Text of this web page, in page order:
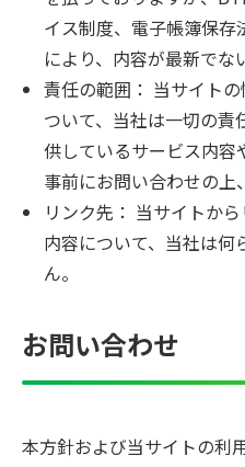
イス制度、電子帳簿保
により、内容が最新でな
責任の範囲： 当サイト
ついて、当社は一切の責
供しているサービス内容
事前にお問い合わせの上
リンク先： 当サイトか
内容について、当社は何
ん。
お問い合わせ
本方針および当サイトの利